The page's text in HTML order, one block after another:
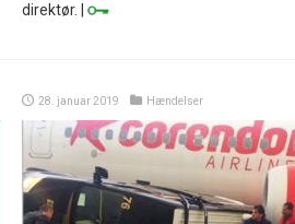
direktør. |
28. januar 2019 Hændelser